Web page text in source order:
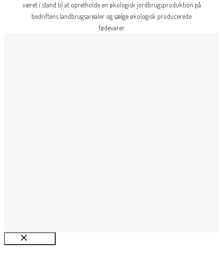
været i stand til at opretholde en økologisk jordbrugsproduktion på
bedriftens landbrugsarealer og sælge økologisk producerede
fødevarer.